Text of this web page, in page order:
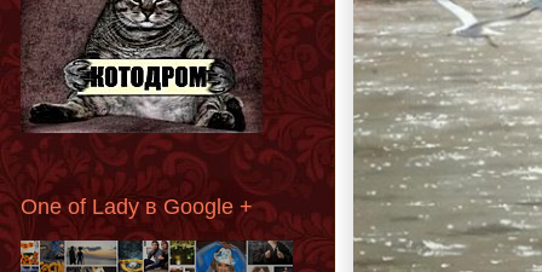
One of Lady в Google +